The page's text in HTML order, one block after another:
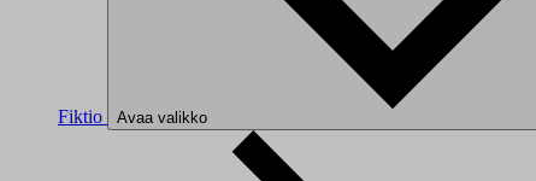
Fiktio Avaa valikko